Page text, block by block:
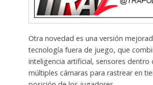
Otra novedad es una versión
tecnología fuera de juego, que
inteligencia artificial, sensores dentro
múltiples cámaras para rastrear en